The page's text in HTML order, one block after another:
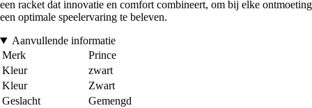
een racket dat innovatie en comfort combineert, om bij elke ontmoeting
een optimale speelervaring te beleven.
Aanvullende informatie
Merk
Prince
Kleur
zwart
Kleur
Zwart
Geslacht
Gemengd